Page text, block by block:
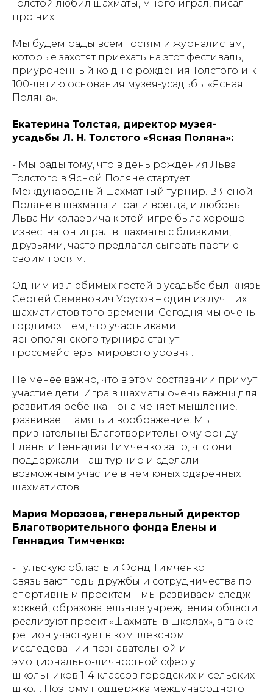
Толстой любил шахматы, много играл, писал
про них.
Мы будем рады всем гостям и журналистам,
которые захотят приехать на этот фестиваль,
приуроченный ко дню рождения Толстого и к
100-летию основания музея-усадьбы «Ясная
Поляна».
Екатерина Толстая, директор музея-
усадьбы Л. Н. Толстого «Ясная Поляна»:
- Мы рады тому, что в день рождения Льва
Толстого в Ясной Поляне стартует
Международный шахматный турнир. В Ясной
Поляне в шахматы играли всегда, и любовь
Льва Николаевича к этой игре была хорошо
известна: он играл в шахматы с близкими,
друзьями, часто предлагал сыграть партию
своим гостям.
Одним из любимых гостей в усадьбе был князь
Сергей Семенович Урусов – один из лучших
шахматистов того времени. Сегодня мы очень
гордимся тем, что участниками
яснополянского турнира станут
гроссмейстеры мирового уровня.
Не менее важно, что в этом состязании примут
участие дети. Игра в шахматы очень важны для
развития ребенка – она меняет мышление,
развивает память и воображение. Мы
признательны Благотворительному фонду
Елены и Геннадия Тимченко за то, что они
поддержали наш турнир и сделали
возможным участие в нем юных одаренных
шахматистов.
Мария Морозова, генеральный директор
Благотворительного фонда Елены и
Геннадия Тимченко:
- Тульскую область и Фонд Тимченко
связывают годы дружбы и сотрудничества по
спортивным проектам – мы развиваем следж-
хоккей, образовательные учреждения области
реализуют проект «Шахматы в школах», а также
регион участвует в комплексном
исследовании познавательной и
эмоционально-личностной сфер у
школьников 1-4 классов городских и сельских
школ. Поэтому поддержка международного